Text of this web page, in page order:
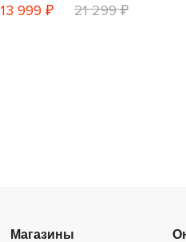
13 999 ₽ 21 299 ₽
Магазины